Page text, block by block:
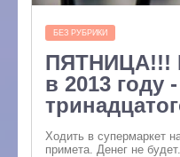
БЕЗ РУБРИКИ
ПЯТНИЦА!!!
в 2013 году
Ходить в супермаркет
примета. Денег не